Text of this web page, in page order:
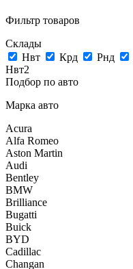
Фильтр товаров
Склады
Нвт
Крд Рнд
Нвт2
Подбор по авто
Марка авто
Acura
Alfa Romeo
Aston Martin
Audi
Bentley
BMW
Brilliance
Bugatti
Buick
BYD
Cadillac
Changan